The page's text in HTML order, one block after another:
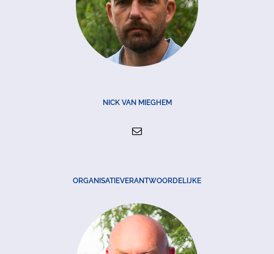
NICK VAN MIEGHEM
ORGANISATIEVERANTWOORDELIJKE